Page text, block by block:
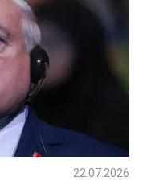
22.07.2026